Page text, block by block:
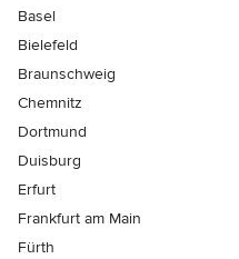
Basel
Bielefeld
Braunschweig
Chemnitz
Dortmund
Duisburg
Erfurt
Frankfurt am Main
Fürth